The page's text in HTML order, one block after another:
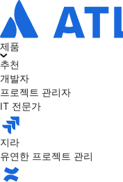
제품
추천
개발자
프로젝트 관리자
IT 전문가
지라
유연한 프로젝트 관리